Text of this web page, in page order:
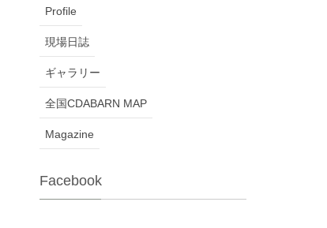
Profile
現場日誌
ギャラリー
全国CDABARN MAP
Magazine
Facebook